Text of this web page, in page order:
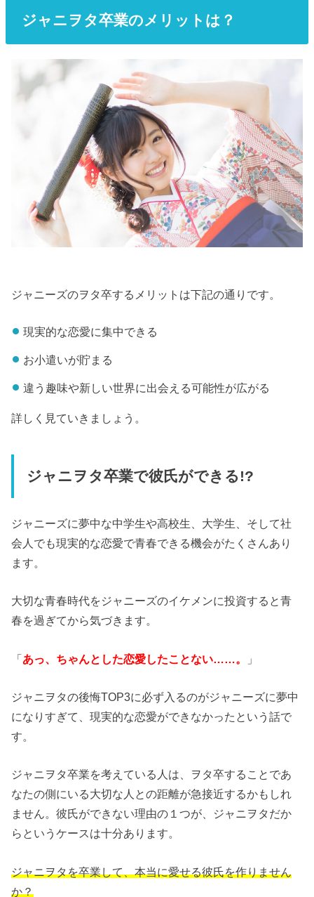
ジャニヲタ卒業のメリットは？
ジャニーズのヲタ卒するメリットは下記の通りです。
現実的な恋愛に集中できる
お小遣いが貯まる
違う趣味や新しい世界に出会える可能性が広がる
詳しく見ていきましょう。
ジャニヲタ卒業で彼氏ができる!?
ジャニーズに夢中な中学生や高校生、大学生、そして社
会人でも現実的な恋愛で青春できる機会がたくさんあり
ます。
大切な青春時代をジャニーズのイケメンに投資すると青
春を過ぎてから気づきます。
「あっ、ちゃんとした恋愛したことない……。 」
ジャニヲタの後悔TOP3に必ず入るのがジャニーズに夢中
になりすぎて、現実的な恋愛ができなかったという話で
す。
ジャニヲタ卒業を考えている人は、ヲタ卒することであ
なたの側にいる大切な人との距離が急接近するかもしれ
ません。彼氏ができない理由の１つが、ジャニヲタだか
らというケースは十分あります。
ジャニヲタを卒業して、本当に愛せる彼氏を作りません
か？